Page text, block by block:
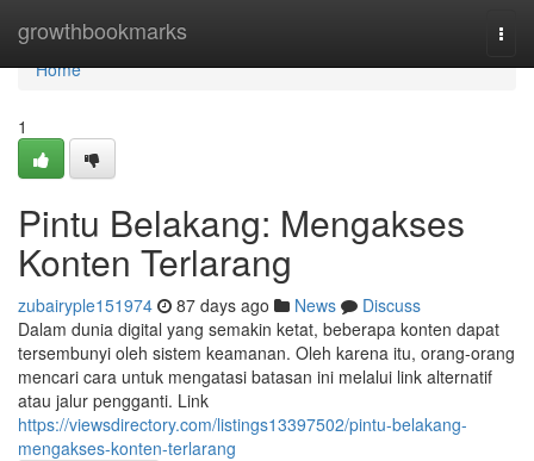
growthbookmarks
Home
Home
1
Pintu Belakang: Mengakses
Konten Terlarang
zubairyple151974 87 days ago News
Discuss
Dalam dunia digital yang semakin ketat, beberapa konten dapat
tersembunyi oleh sistem keamanan. Oleh karena itu, orang-orang
mencari cara untuk mengatasi batasan ini melalui link alternatif
atau jalur pengganti. Link
https://viewsdirectory.com/listings13397502/pintu-belakang-
mengakses-konten-terlarang